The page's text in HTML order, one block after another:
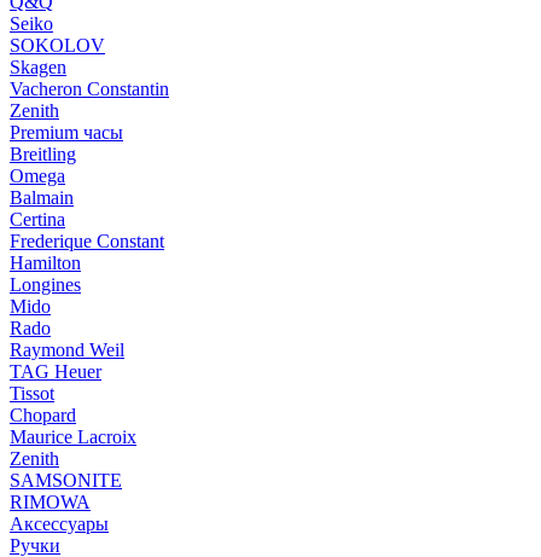
Seiko
SOKOLOV
Skagen
Vacheron Constantin
Zenith
Premium часы
Breitling
Omega
Balmain
Certina
Frederique Constant
Hamilton
Longines
Mido
Rado
Raymond Weil
TAG Heuer
Tissot
Chopard
Maurice Lacroix
Zenith
SAMSONITE
RIMOWA
Аксессуары
Ручки